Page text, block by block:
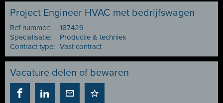
Project Engineer HVAC met bedrijfswagen
Ref nummer:
187429
Specialisatie:
Productie & techniek
Contract type: Vast contract
Vacature delen of bewaren